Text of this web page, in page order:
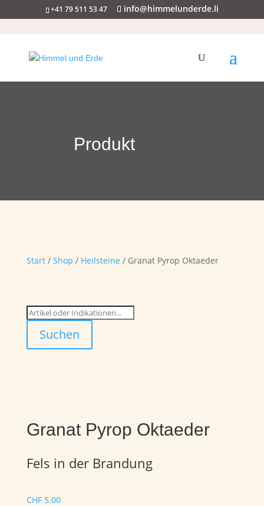
+41 79 511 53 47 info@himmelunderde.li
Produkt
Start/ Shop / Heilsteine / Granat Pyrop Oktaeder
Suchen
Granat Pyrop Oktaeder
Fels in der Brandung
CHF5.00